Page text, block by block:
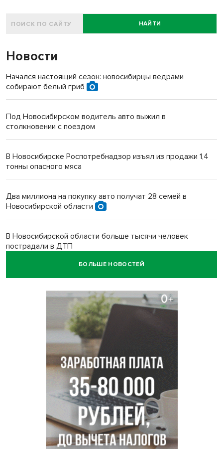
НАЙТИ
Новости
Начался настоящий сезон: новосибирцы ведрами
собирают белый гриб
Под Новосибирском водитель авто выжил в
столкновении с поездом
В Новосибирске Роспотребнадзор изъял из продажи 1,4
тонны опасного мяса
Два миллиона на покупку авто получат 28 семей в
Новосибирской области
В Новосибирской области больше тысячи человек
пострадали в ДТП
Ячейку международной группировки телефонных
«Мамкиных грабителей» задержали за кражу с
пистолетом в Новосибирске
Царь-томат из Новосибирска побил рекорд России по
весу в 3 кг
В Новосибирской области начинается второй пик
активности клещей
БОЛЬШЕ НОВОСТЕЙ